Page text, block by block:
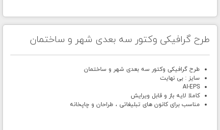
طرح گرافیکی وکتور سه بعدی شهر و ساختمان
طرح گرافیکی وکتور سه بعدی شهر و ساختمان
سایز : بی نهایت
AI-EPS
کاملا لایه باز و قابل ویرایش
مناسب برای کانون های تبلیغاتی ، طراحان و چاپخانه